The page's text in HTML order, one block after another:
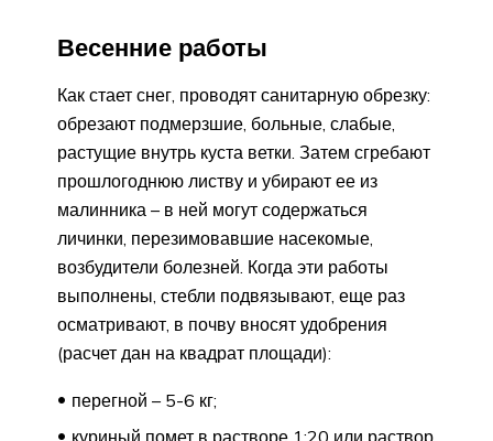
Весенние работы
Как стает снег, проводят санитарную обрезку:
обрезают подмерзшие, больные, слабые,
растущие внутрь куста ветки. Затем сгребают
прошлогоднюю листву и убирают ее из
малинника – в ней могут содержаться
личинки, перезимовавшие насекомые,
возбудители болезней. Когда эти работы
выполнены, стебли подвязывают, еще раз
осматривают, в почву вносят удобрения
(расчет дан на квадрат площади):
перегной – 5-6 кг;
куриный помет в растворе 1:20 или раствор